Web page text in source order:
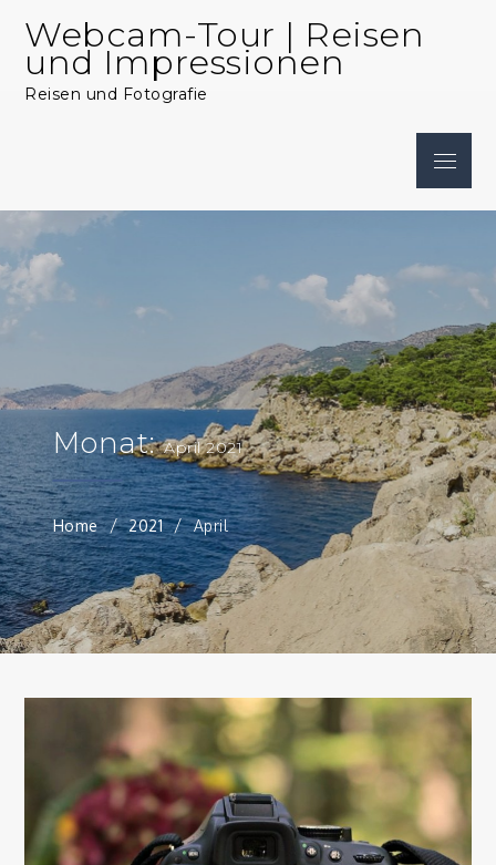
content
Webcam-Tour | Reisen
und Impressionen
Reisen und Fotografie
Menu
Monat:April 2021
Home 2021 April